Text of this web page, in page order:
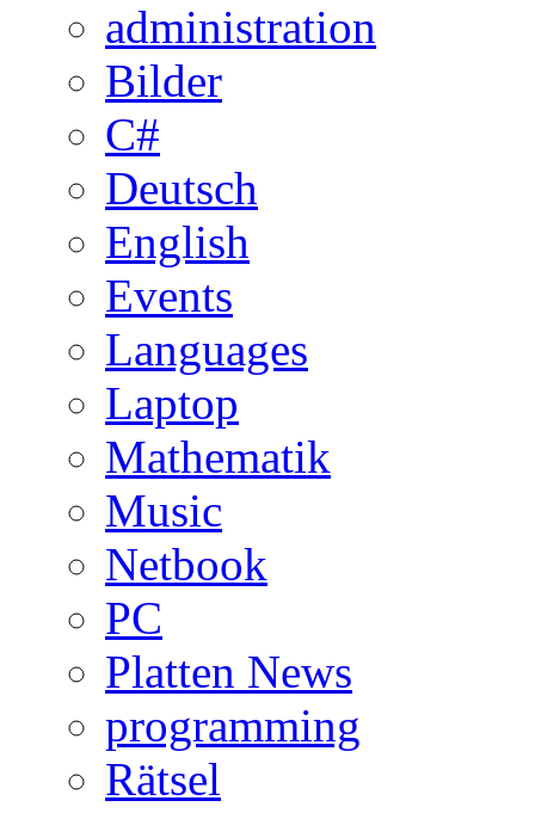
administration
Bilder
C#
Deutsch
English
Events
Languages
Laptop
Mathematik
Music
Netbook
PC
Platten News
programming
Rätsel